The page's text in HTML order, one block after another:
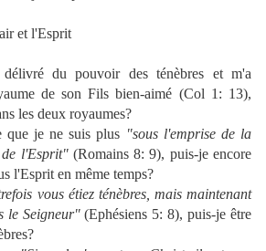
et l'Esprit
du pouvoir des ténèbres et m'a
de son Fils bien-aimé (Col 1: 13),
les deux royaumes?
que je ne suis plus "sous l'emprise de la
de l'Esprit" (Romains 8: 9), puis-je encore
l'Esprit en même temps?
vous étiez ténèbres, mais maintenant
le Seigneur" (Ephésiens 5: 8), puis-je être